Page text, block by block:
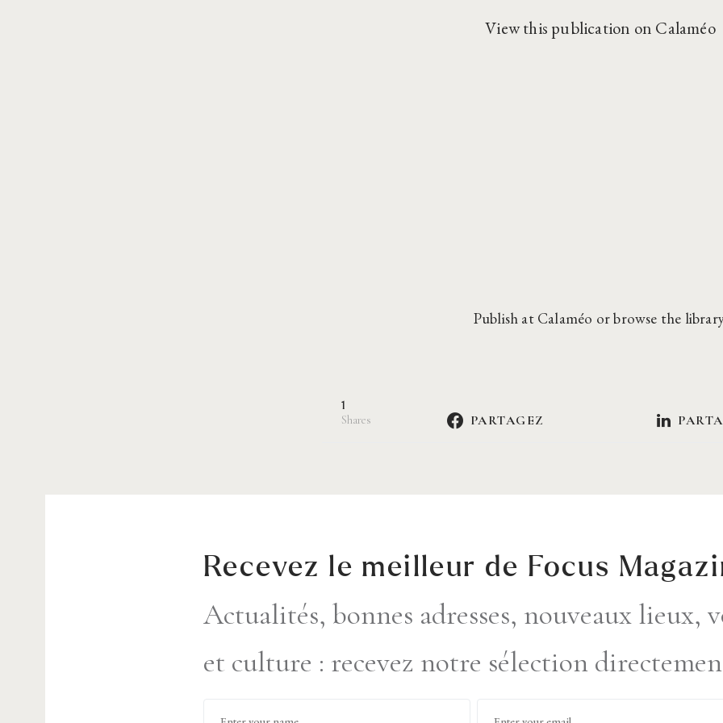
View this publication on Calaméo
Publish at Calaméo orbrowse the
1
Shares PARTAGEZ
Recevez le meilleur de Focus
Actualités, bonnes adresses, nouveaux lieux,
et culture : recevez notre sélection